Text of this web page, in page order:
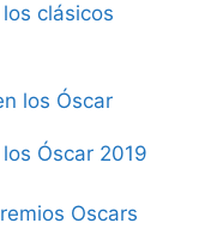
clásicos
Óscar 2019